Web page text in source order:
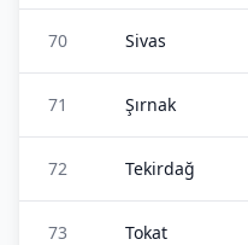
70 Sivas
71 Şırnak
72 Tekirdağ
73 Tokat